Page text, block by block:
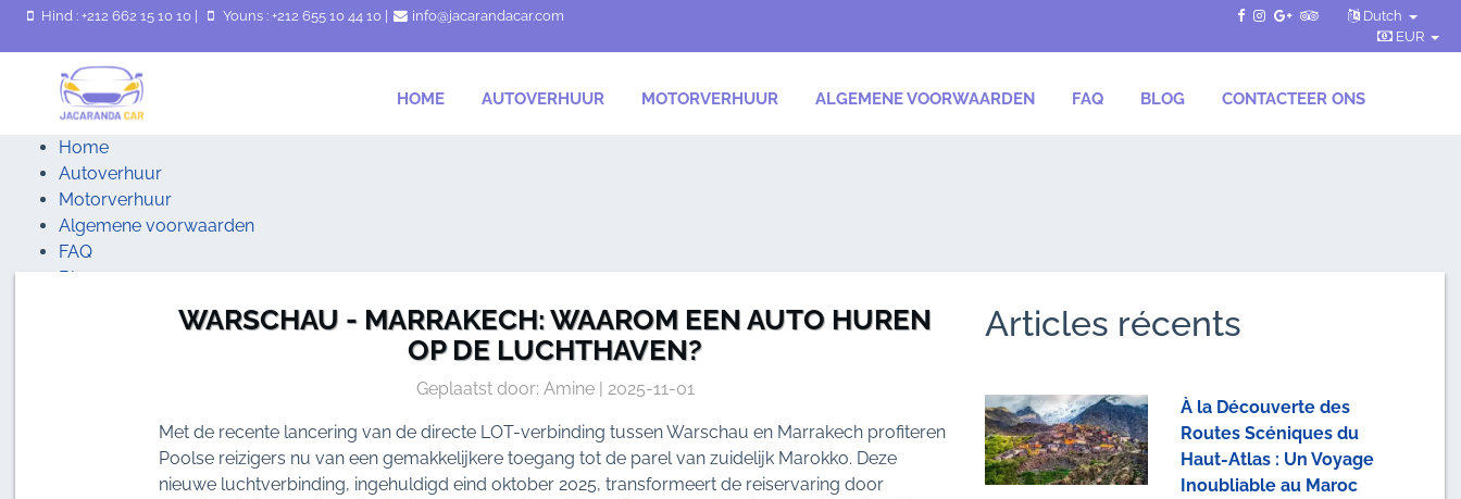
Hind : +212 662 15 10 10 Youns : +212 655 10 44 10 info@jacarandacar.com
Dutch
EUR
HOME AUTOVERHUUR MOTORVERHUUR ALGEMENE VOORWAARDEN FAQ BLOG CONTACTEER ONS
Home
Autoverhuur
Motorverhuur
Algemene voorwaarden
FAQ
Blog
WARSCHAU - MARRAKECH: WAAROM EEN AUTO HUREN
OP DE LUCHTHAVEN?
Geplaatst door: Amine | 2025-11-01
Met de recente lancering van de directe LOT-verbinding tussen Warschau en Marrakech profiteren
Poolse reizigers nu van een gemakkelijkere toegang tot de parel van zuidelijk Marokko. Deze
nieuwe luchtverbinding, ingehuldigd eind oktober 2025, transformeert de reiservaring door
Articles récents
À la Découverte des
Routes Scéniques du
Haut-Atlas : Un Voyage
Inoubliable au Maroc